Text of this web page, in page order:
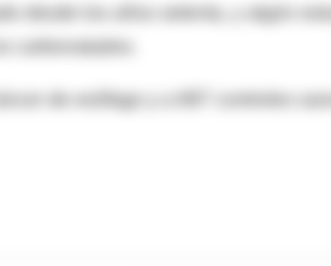
desde los años setenta, y algún
carbonatados.
de esófago y a 687 controles